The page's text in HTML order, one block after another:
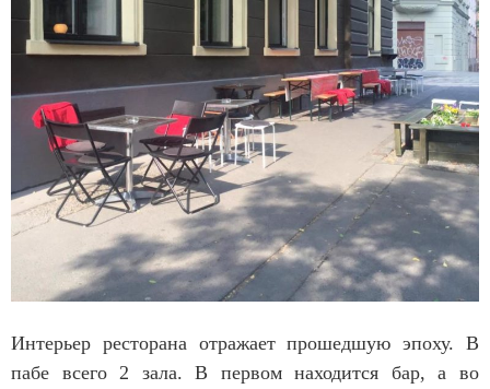
Интерьер ресторана отражает прошедшую эпоху. В
пабе всего 2 зала. В первом находится бар, а во